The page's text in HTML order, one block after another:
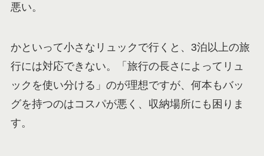
悪い。
かといって小さなリュックで行くと、3泊以上の旅
行には対応できない。「旅行の長さによってリュ
ックを使い分ける」のが理想ですが、何本もバッ
グを持つのはコスパが悪く、収納場所にも困りま
す。